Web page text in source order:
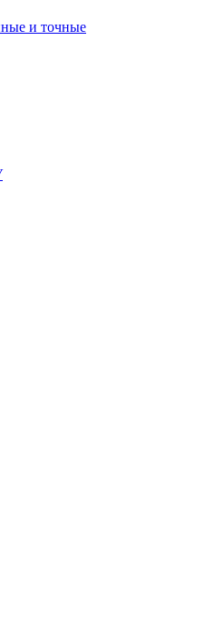
и точные